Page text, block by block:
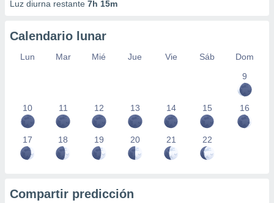
Luz diurna restante 7h 15m
Calendario lunar
Lun Mar Mié Jue Vie Sáb
Dom
9
10 11 12 13 14 15 16
17 18 19 20 21 22
Compartir predicción